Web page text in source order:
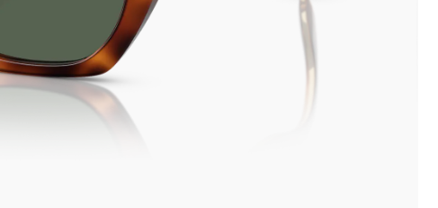
Novità: puoi pagare in contanti alla consegna